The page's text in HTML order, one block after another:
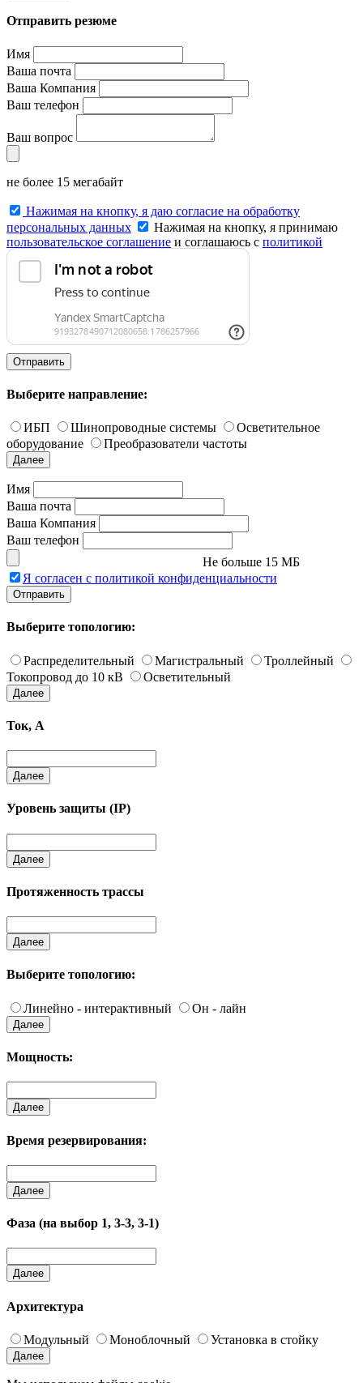
Отправить резюме
Имя
Ваша почта
Ваша Компания
Ваш телефон
Ваш вопрос
не более 15 мегабайт
Нажимая на кнопку, я даю согласие на обработку
персональных данных
Нажимая на кнопку, я принимаю
пользовательское соглашение и соглашаюсь с политикой
конфиденциальности
Отправить
Выберите направление:
ИБП Шинопроводные системы
Осветительное
оборудование
Преобразователи частоты
Далее
Имя
Ваша почта
Ваша Компания
Ваш телефон
Не больше 15 МБ
Я согласен с политикой конфиденциальности
Отправить
Выберите топологию:
Распределительный Магистральный
Троллейный
Токопровод до 10 кВ
Осветительный
Далее
Ток, А
Далее
Уровень защиты (IP)
Далее
Протяженность трассы
Далее
Выберите топологию:
Линейно - интерактивный Он - лайн
Далее
Мощность:
Далее
Время резервирования:
Далее
Фаза (на выбор 1, 3-3, 3-1)
Далее
Архитектура
Модульный Моноблочный Установка в стойку
Далее